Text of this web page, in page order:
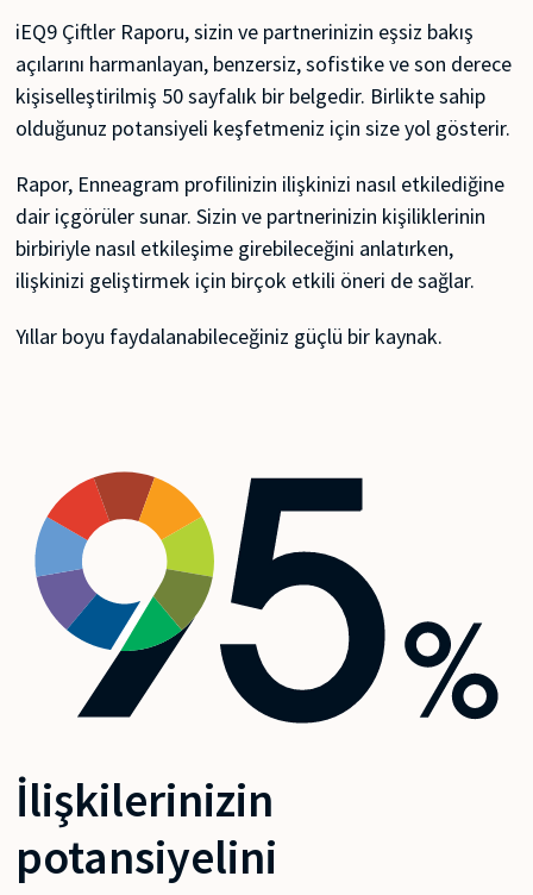
iEQ9 Çiftler Raporu, sizin ve partnerinizin eşsiz bakış
açılarını harmanlayan, benzersiz, sofistike ve son derece
kişiselleştirilmiş 50 sayfalık bir belgedir. Birlikte sahip
olduğunuz potansiyeli keşfetmeniz için size yol gösterir.
Rapor, Enneagram profilinizin ilişkinizi nasıl etkilediğine
dair içgörüler sunar. Sizin ve partnerinizin kişiliklerinin
birbiriyle nasıl etkileşime girebileceğini anlatırken,
ilişkinizi geliştirmek için birçok etkili öneri de sağlar.
Yıllar boyu faydalanabileceğiniz güçlü bir kaynak.
İlişkilerinizin
potansiyelini